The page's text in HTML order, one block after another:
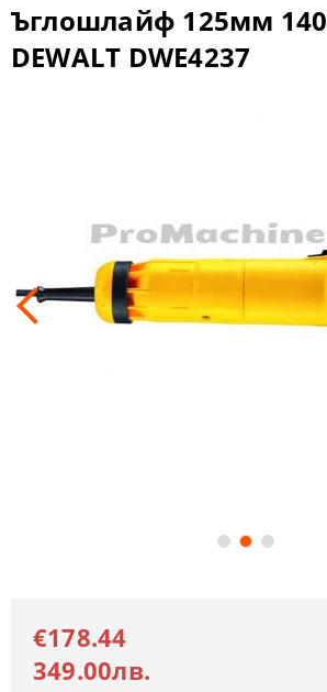
Ъглошлайф 125мм
DEWALT DWE4237
€178.44
349.00лв.